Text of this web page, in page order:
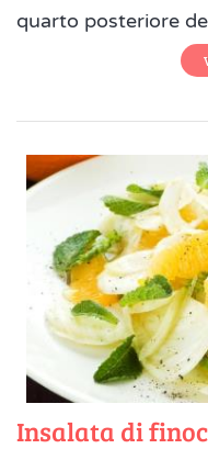
quarto posteriore
Insalata di